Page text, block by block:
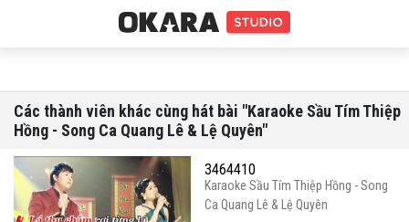
Các thành viên khác cùng hát bài "Karaoke Sầu Tím Thiệp
Hồng - Song Ca Quang Lê & Lệ Quyên"
3464410
Karaoke Sầu Tím Thiệp Hồng - Song
Ca Quang Lê & Lệ Quyên